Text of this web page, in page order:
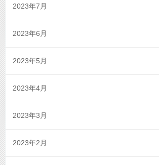
2023年7月
2023年6月
2023年5月
2023年4月
2023年3月
2023年2月